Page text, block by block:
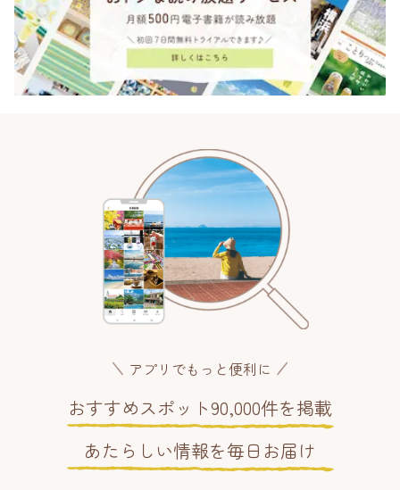
アプリでもっと便利に
おすすめスポット90,000件を掲載
あたらしい情報を毎日お届け